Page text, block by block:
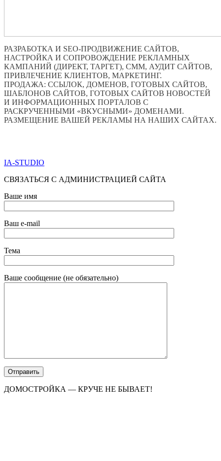
РАЗРАБОТКА И SEO-ПРОДВИЖЕНИЕ САЙТОВ,
НАСТРОЙКА И СОПРОВОЖДЕНИЕ РЕКЛАМНЫХ
КАМПАНИЙ (ДИРЕКТ, ТАРГЕТ), СММ, АУДИТ САЙТОВ,
ПРИВЛЕЧЕНИЕ КЛИЕНТОВ, МАРКЕТИНГ.
ПРОДАЖА: ССЫЛОК, ДОМЕНОВ, ГОТОВЫХ САЙТОВ,
ШАБЛОНОВ САЙТОВ, ГОТОВЫХ САЙТОВ НОВОСТЕЙ
И ИНФОРМАЦИОННЫХ ПОРТАЛОВ С
РАСКРУЧЕННЫМИ «ВКУСНЫМИ» ДОМЕНАМИ.
РАЗМЕЩЕНИЕ ВАШЕЙ РЕКЛАМЫ НА НАШИХ САЙТАХ.
IA-STUDIO
СВЯЗАТЬСЯ С АДМИНИСТРАЦИЕЙ САЙТА
Ваше имя
Ваш e-mail
Тема
Ваше сообщение (не обязательно)
ДОМОСТРОЙКА — КРУЧЕ НЕ БЫВАЕТ!